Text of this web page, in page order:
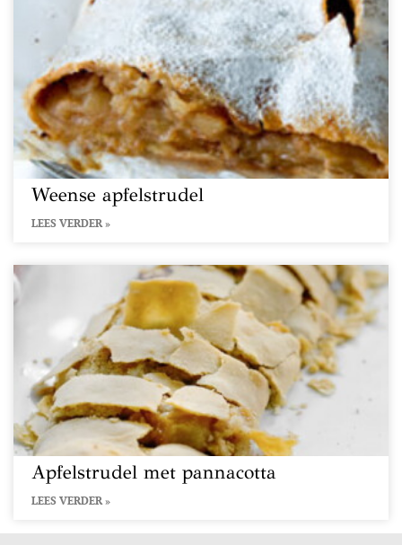
Weense apfelstrudel
LEES VERDER »
Apfelstrudel met pannacotta
LEES VERDER »